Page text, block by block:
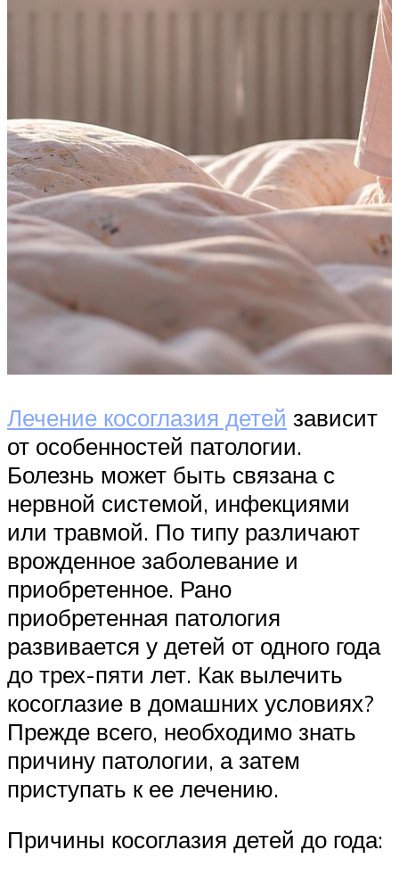
Лечение косоглазия детей зависит
от особенностей патологии.
Болезнь может быть связана с
нервной системой, инфекциями
или травмой. По типу различают
врожденное заболевание и
приобретенное. Рано
приобретенная патология
развивается у детей от одного года
до трех-пяти лет. Как вылечить
косоглазие в домашних условиях?
Прежде всего, необходимо знать
причину патологии, а затем
приступать к ее лечению.
Причины косоглазия детей до года: